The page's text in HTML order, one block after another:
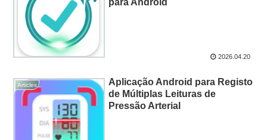
2026.04.20
Articles
Aplicação Android para Registo
de Múltiplas Leituras de
Pressão Arterial